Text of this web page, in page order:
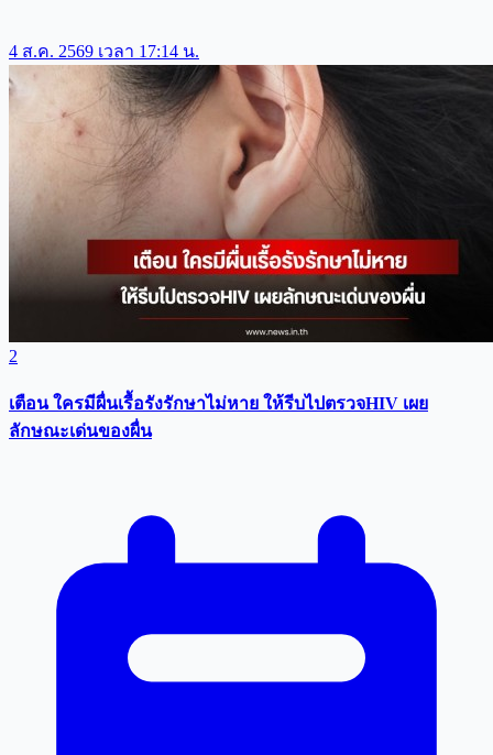
4 ส.ค. 2569 เวลา 17:14 น.
2
เตือน ใครมีผื่นเรื้อรังรักษาไม่หาย ให้รีบไปตรวจHIV เผย
ลักษณะเด่นของผื่น